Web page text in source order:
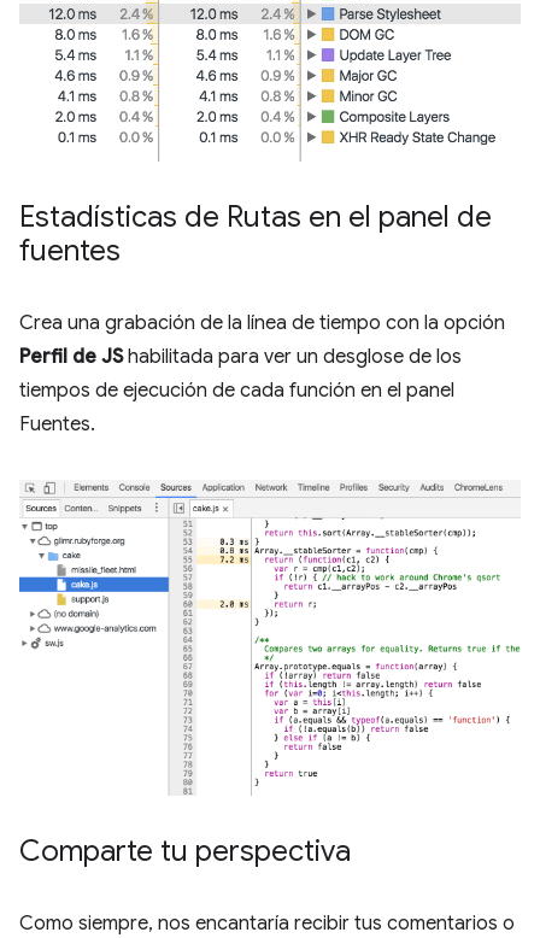
Estadísticas de Rutas en el panel de
fuentes
Crea una grabación de la línea de tiempo con la opción
Perfil de JShabilitada para ver un desglose de los
tiempos de ejecución de cada función en el panel
Fuentes.
Comparte tu perspectiva
Como siempre, nos encantaría recibir tus comentarios o